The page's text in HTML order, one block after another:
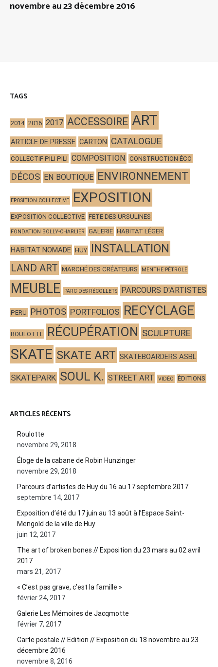
novembre au 23 décembre 2016
TAGS
2014 2016 2017 ACCESSOIRE ART
ARTICLE DE PRESSE CARTON CATALOGUE
COLLECTIF PILI PILI COMPOSITION CONSTRUCTION ÉCO
DÉCOS EN BOUTIQUE ENVIRONNEMENT
EPOSITION COLLECTIVE EXPOSITION
EXPOSITION COLLECTIVE FETE DES URSULINES
FONDATION BOLLY-CHARLIER GALERIE HABITAT LÉGER
HABITAT NOMADE HUY INSTALLATION
LAND ART MARCHÉ DES CRÉATEURS MENTHE PÉTROLE
MEUBLE PARC DES RÉCOLLETS PARCOURS D'ARTISTES
PERU PHOTOS PORTFOLIOS RECYCLAGE
ROULOTTE RÉCUPÉRATION SCULPTURE
SKATE SKATE ART SKATEBOARDERS ASBL
SKATEPARK SOUL K. STREET ART VIDÉO ÉDITIONS
ARTICLES RÉCENTS
Roulotte
novembre 29, 2018
Éloge de la cabane de Robin Hunzinger
novembre 29, 2018
Parcours d’artistes de Huy du 16 au 17 septembre 2017
septembre 14, 2017
Exposition d’été du 17 juin au 13 août à l’Espace Saint-
Mengold de la ville de Huy
juin 12, 2017
The art of broken bones // Exposition du 23 mars au 02 avril
2017
mars 21, 2017
« C’est pas grave, c’est la famille »
février 24, 2017
Galerie Les Mémoires de Jacqmotte
février 7, 2017
Carte postale // Edition // Exposition du 18 novembre au 23
décembre 2016
novembre 8, 2016